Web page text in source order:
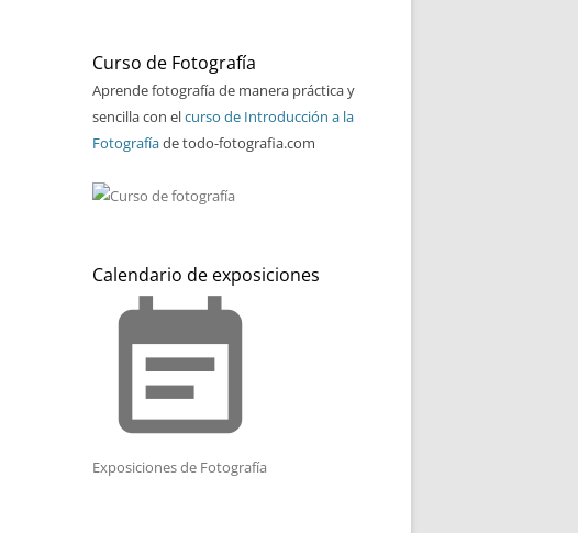
Curso de Fotografía
Aprende fotografía de manera práctica y
sencilla con elcurso de Introducción a la
Fotografíade todo-fotografia.com
Calendario de exposiciones
event_note
Exposiciones de Fotografía